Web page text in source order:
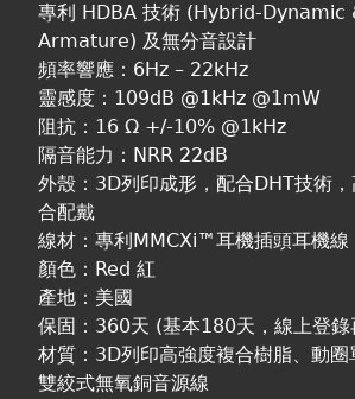
專利 HDBA 技術 (Hybrid-Dynamic
Armature) 及無分音設計
頻率響應：6Hz – 22kHz
靈感度：109dB @1kHz @1mW
阻抗：16 Ω +/-10% @1kHz
隔音能力：NRR 22dB
外殼：3D列印成形，配合DHT技術
合配戴
線材：專利MMCXi™耳機插頭耳機線
顏色：Red 紅
產地：美國
保固：360天 (基本180天，線上登
材質：3D列印高強度複合樹脂、動圈
雙絞式無氧銅音源線